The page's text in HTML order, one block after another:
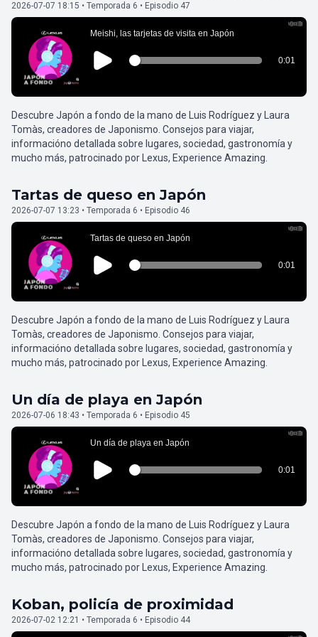
2026-07-07 18:15 • Temporada 6 • Episodio 47
Descubre Japón a fondo de la mano de Luis Rodríguez y Laura
Tomàs, creadores de Japonismo. Consejos para viajar,
informacióno detallada sobre lugares, sociedad, gastronomía y
mucho más, patrocinado por Lexus, Experience Amazing.
Tartas de queso en Japón
2026-07-07 13:23 • Temporada 6 • Episodio 46
Descubre Japón a fondo de la mano de Luis Rodríguez y Laura
Tomàs, creadores de Japonismo. Consejos para viajar,
informacióno detallada sobre lugares, sociedad, gastronomía y
mucho más, patrocinado por Lexus, Experience Amazing.
Un día de playa en Japón
2026-07-06 18:43 • Temporada 6 • Episodio 45
Descubre Japón a fondo de la mano de Luis Rodríguez y Laura
Tomàs, creadores de Japonismo. Consejos para viajar,
informacióno detallada sobre lugares, sociedad, gastronomía y
mucho más, patrocinado por Lexus, Experience Amazing.
Koban, policía de proximidad
2026-07-02 12:21 • Temporada 6 • Episodio 44